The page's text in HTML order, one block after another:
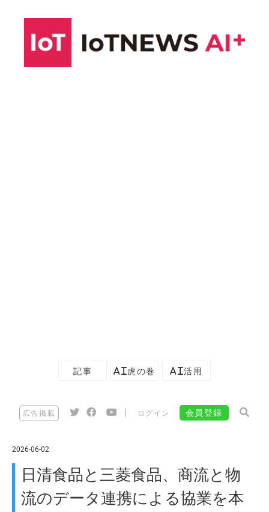
記事 AI虎の巻 AI活用
広告掲載 ログイン 会員登録
2026-06-02
日清食品と三菱食品、商流と物
流のデータ連携による協業を本